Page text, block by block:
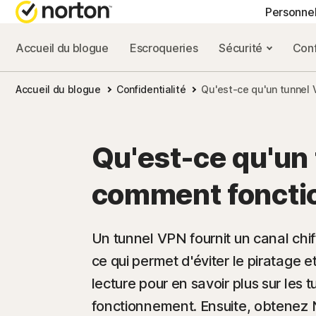
FORFAITS TOUT-
Norton 360
Norton 360 Deluxe
Norton 360 Standard
Tous les produits
BLOG NORTON
Ressources sur
Ressources sur
Ressources sur
Accueil du blogue Escroqueries Sécurité
Accueil du blogue Confidentialité Qu'est-ce qu'un tunnel
Qu'est-ce qu'un
comment
Un tunnel VPN fournit un canal
ce qui permet d'éviter le piratage
lecture pour en savoir plus sur les
fonctionnement. Ensuite, obtenez